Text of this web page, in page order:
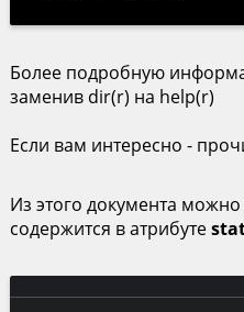
Более подробную
заменив dir(r) на help(r)
Если вам интересно -
Из этого документа можно
содержится в атрибуте